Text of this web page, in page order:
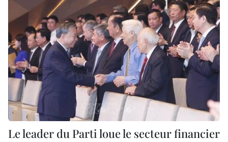
Le leader du Parti loue le secteur financier